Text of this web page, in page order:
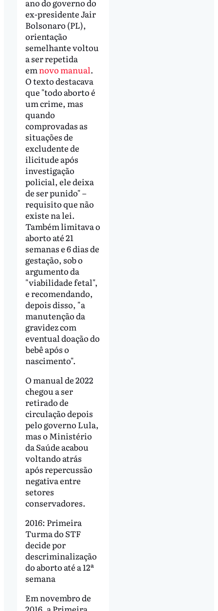
ano do governo do
ex-presidente Jair
Bolsonaro (PL),
orientação
semelhante voltou
a ser repetida
emnovo manual.
O texto destacava
que "todo aborto é
um crime, mas
quando
comprovadas as
situações de
excludente de
ilicitude após
investigação
policial, ele deixa
de ser punido" –
requisito que não
existe na lei.
Também limitava o
aborto até 21
semanas e 6 dias de
gestação, sob o
argumento da
"viabilidade fetal",
e recomendando,
depois disso, "a
manutenção da
gravidez com
eventual doação do
bebê após o
nascimento".
O manual de 2022
chegou a ser
retirado de
circulação depois
pelo governo Lula,
mas o Ministério
da Saúde acabou
voltando atrás
após repercussão
negativa entre
setores
conservadores.
2016: Primeira
Turma do STF
decide por
descriminalização
do aborto até a 12ª
semana
Em novembro de